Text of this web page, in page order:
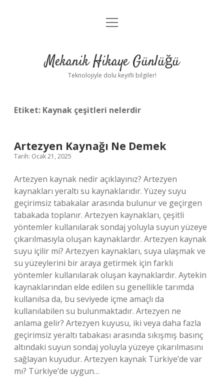
Anasayfa
Yasal Uyarı
menüyü
Mekanik Hikaye Günlüğü
Teknolojiyle dolu keyifli bilgiler!
Etiket: Kaynak çeşitleri nelerdir
Artezyen Kaynağı Ne Demek
Tarih: Ocak 21, 2025
Artezyen kaynak nedir açıklayınız? Artezyen
kaynakları yeraltı su kaynaklarıdır. Yüzey suyu
geçirimsiz tabakalar arasında bulunur ve geçirgen
tabakada toplanır. Artezyen kaynakları, çeşitli
yöntemler kullanılarak sondaj yoluyla suyun yüzeye
çıkarılmasıyla oluşan kaynaklardır. Artezyen kaynak
suyu içilir mi? Artezyen kaynakları, suya ulaşmak ve
su yüzeylerini bir araya getirmek için farklı
yöntemler kullanılarak oluşan kaynaklardır. Aytekin
kaynaklarından elde edilen su genellikle tarımda
kullanılsa da, bu seviyede içme amaçlı da
kullanılabilen su bulunmaktadır. Artezyen ne
anlama gelir? Artezyen kuyusu, iki veya daha fazla
geçirimsiz yeraltı tabakası arasında sıkışmış basınç
altındaki suyun sondaj yoluyla yüzeye çıkarılmasını
sağlayan kuyudur. Artezyen kaynak Türkiye’de var
mı? Türkiye’de uygun…